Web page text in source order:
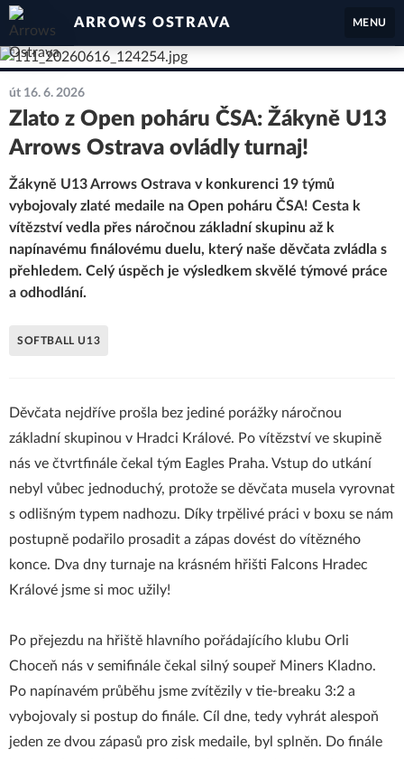
ARROWS OSTRAVA MENU
út 16. 6. 2026
Zlato z Open poháru ČSA: Žákyně U13
Arrows Ostrava ovládly turnaj!
Žákyně U13 Arrows Ostrava v konkurenci 19 týmů
vybojovaly zlaté medaile na Open poháru ČSA! Cesta k
vítězství vedla přes náročnou základní skupinu až k
napínavému finálovému duelu, který naše děvčata zvládla s
přehledem. Celý úspěch je výsledkem skvělé týmové práce
a odhodlání.
SOFTBALL U13
Děvčata nejdříve prošla bez jediné porážky náročnou
základní skupinou v Hradci Králové. Po vítězství ve skupině
nás ve čtvrtfinále čekal tým Eagles Praha. Vstup do utkání
nebyl vůbec jednoduchý, protože se děvčata musela vyrovnat
s odlišným typem nadhozu. Díky trpělivé práci v boxu se nám
postupně podařilo prosadit a zápas dovést do vítězného
konce. Dva dny turnaje na krásném hřišti Falcons Hradec
Králové jsme si moc užily!
Po přejezdu na hřiště hlavního pořádajícího klubu Orli
Choceň nás v semifinále čekal silný soupeř Miners Kladno.
Po napínavém průběhu jsme zvítězily v tie-breaku 3:2 a
vybojovaly si postup do finále. Cíl dne, tedy vyhrát alespoň
jeden ze dvou zápasů pro zisk medaile, byl splněn. Do finále